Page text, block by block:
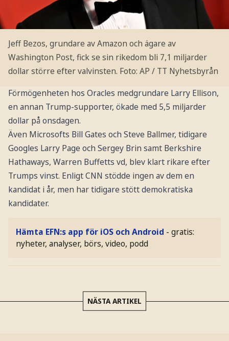
Jeff Bezos, grundare av Amazon och ägare av
Washington Post, fick se sin rikedom bli 7,1 miljarder
dollar större efter valvinsten. Foto: AP / TT Nyhetsbyrån
Förmögenheten hos Oracles medgrundare Larry Ellison,
en annan Trump-supporter, ökade med 5,5 miljarder
dollar på onsdagen.
Även Microsofts Bill Gates och Steve Ballmer, tidigare
Googles Larry Page och Sergey Brin samt Berkshire
Hathaways, Warren Buffetts vd, blev klart rikare efter
Trumps vinst. Enligt CNN stödde ingen av dem en
kandidat i år, men har tidigare stött demokratiska
kandidater.
Hämta EFN:s app för iOS och Android - gratis:
nyheter, analyser, börs, video, podd
NÄSTA ARTIKEL